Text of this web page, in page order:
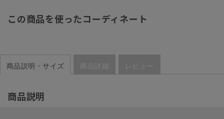
この商品を使ったコーディネート
商品説明・サイズ 商品詳細 レビュー
商品説明